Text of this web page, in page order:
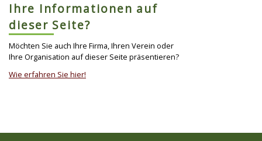
Ihre Informationen auf
dieser Seite?
Möchten Sie auch Ihre Firma, Ihren Verein oder
Ihre Organisation auf dieser Seite präsentieren?
Wie erfahren Sie hier!